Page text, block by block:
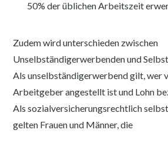
50% der üblichen Arbeitszeit
Zudem wird unterschieden zwischen
Unselbständigerwerbenden und
Als unselbständigerwerbend gilt, wer
Arbeitgeber angestellt ist und Lohn
Als sozialversicherungsrechtlich
gelten Frauen und Männer, die